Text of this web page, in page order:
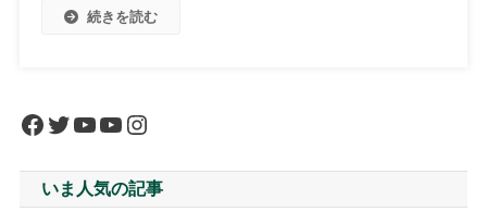
続きを読む
Facebook
Twitter
YouTube
YouTube
Instagram
いま人気の記事